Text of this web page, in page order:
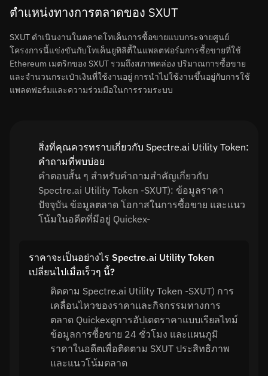
ตำแหน่งทางการตลาดของ SXUT
SXUT ดำเนินงานในตลาดโทเค็นการซื้อขายแบบกระจายศูนย์
โครงการนี้แข่งขันกับโทเค็นยูทิลิตี้ในแพลตฟอร์มการซื้อขายที่ใช้
Ethereum เมตริกของ SXUT รวมถึงสภาพคล่อง ปริมาณการซื้อขาย
และจำนวนกระเป๋าเงินที่ใช้งานอยู่ การนำไปใช้งานขึ้นอยู่กับการใช้
แพลตฟอร์มและความร่วมมือในการรวมระบบ
สิ่งที่คุณควรทราบเกี่ยวกับ Spectre.ai Utility Token:
คำถามที่พบบ่อย
คำตอบสั้น ๆ สำหรับคำถามสำคัญเกี่ยวกับ
Spectre.ai Utility Token -SXUT): ข้อมูลราคา
ปัจจุบัน ข้อมูลตลาด โอกาสในการซื้อขาย และแนว
โน้มในอดีตที่มีอยู่ Quickex-
ราคาจะเป็นอย่างไร Spectre.ai Utility Token
เปลี่ยนไปเมื่อเร็วๆ นี้?
ติดตาม Spectre.ai Utility Token -SXUT) การ
เคลื่อนไหวของราคาและกิจกรรมทางการ
ตลาด Quickexดูการอัปเดตราคาแบบเรียลไทม์
ข้อมูลการซื้อขาย 24 ชั่วโมง และแผนภูมิ
ราคาในอดีตเพื่อติดตาม SXUT ประสิทธิภาพ
และแนวโน้มตลาด